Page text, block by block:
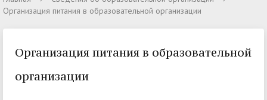
Организация питания в образовательной организации
Организация питания в образовательной
организации